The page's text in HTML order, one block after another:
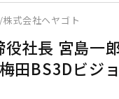
/株式会社ヘヤゴト
社長 宮島一
田BS3Dビジ